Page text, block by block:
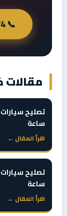
📞 98577474
ساعة
اقرأ المقال ←
ساعة
اقرأ المقال ←